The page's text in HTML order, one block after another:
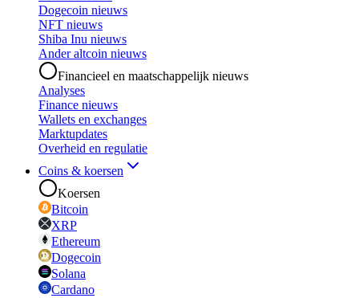
Dogecoin nieuws
NFT nieuws
Shiba Inu nieuws
Ander altcoin nieuws
Financieel en maatschappelijk nieuws
Analyses
Finance nieuws
Wallets en exchanges
Marktupdates
Overheid en regulatie
Coins & koersen
Koersen
Bitcoin
XRP
Ethereum
Dogecoin
Solana
Cardano